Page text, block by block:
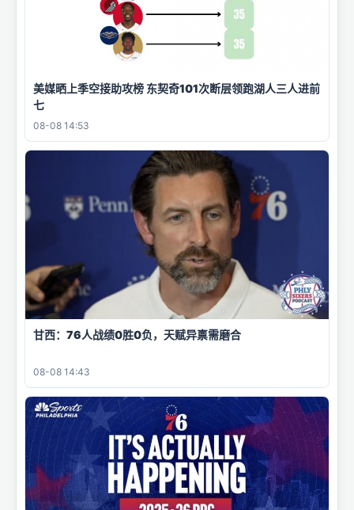
美媒晒上季空接助攻榜 东契奇101次断层领跑湖人三人进前
七
08-08 14:53
甘西：76人战绩0胜0负，天赋异禀需磨合
08-08 14:43